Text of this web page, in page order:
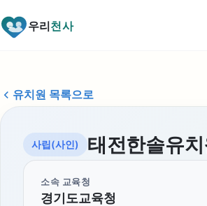
우리천사
유치원 목록으로
사립(사인) 태전한솔유치
소속 교육청
경기도교육청